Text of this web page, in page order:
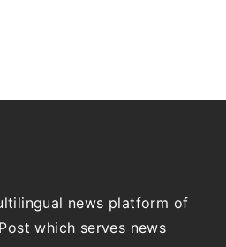
news platform of
which serves news